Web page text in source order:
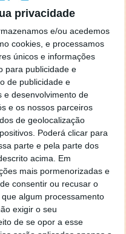
privacidade
e/ou acedemos
cookies, e processamos
únicos e informações
para publicidade e
de publicidade e
e desenvolvimento de
e os nossos parceiros
de geolocalização
Poderá clicar para
parte e pela parte dos
acima. Em
mais pormenorizadas e
consentir ou recusar o
algum processamento
exigir o seu
de se opor a esse
discordar
acho, tal como em
Redemption, algo
sobre o
conseguirá ultrapassar
dirigidas ao original.
the Scenes de Black